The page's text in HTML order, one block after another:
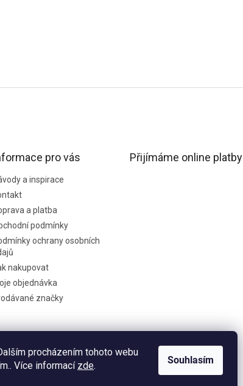
procházením tohoto webu
Více informací zde. Souhlasím
pro vás
a inspirace
a platba
podmínky
ochrany osobních
nakupovat
objednávka
značky
Přijímáme online platby